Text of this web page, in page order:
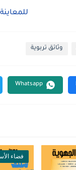
وثائق تربوية
فضاء